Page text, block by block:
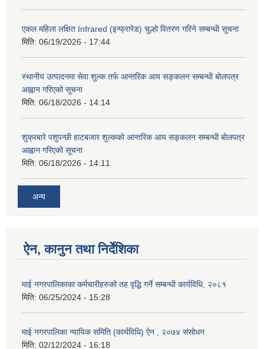
एकल महिला लक्षित Infrared (इन्फ्रारेड) चुल्हो वितरण गरिने सम्बन्धी सूचना
मिति: 06/19/2026 - 17:44
स्थानीय उत्पादनमा सेवा शुल्क तर्फ आन्तरिक आय सङ्कलन सम्बन्धी बोलपत्र
आह्वान गरिएको सूचना
मिति: 06/18/2026 - 14:14
शुक्रबारे पशुपन्छी हाटबजार शुल्कको आन्तरिक आय सङ्कलन सम्बन्धी बोलपत्र
आह्वान गरिएको सूचना
मिति: 06/18/2026 - 14:11
अन्य
ऐन, कानुन तथा निर्देशिका
माई नगरपालिकाका कर्मचारीहरुको तह वृद्धि गर्ने सम्बन्धी कार्यविधि, २०८१
मिति: 06/25/2024 - 15:28
माई नगरपालिका न्यायिक समिति (कार्यविधि) ऐन , २०७४ संसोधन
मिति: 02/12/2024 - 16:18